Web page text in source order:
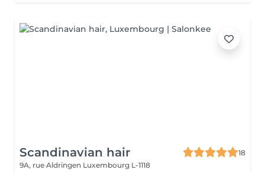
Scandinavian hair
18
9A, rue Aldringen Luxembourg L-1118